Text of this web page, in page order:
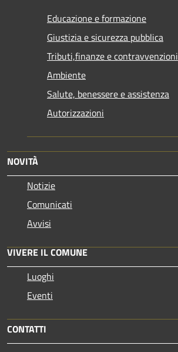
Educazione e formazione
Giustizia e sicurezza pubblica
Tributi,finanze e contravvenzioni
Ambiente
Salute, benessere e assistenza
Autorizzazioni
NOVITÀ
Notizie
Comunicati
Avvisi
VIVERE IL COMUNE
Luoghi
Eventi
CONTATTI